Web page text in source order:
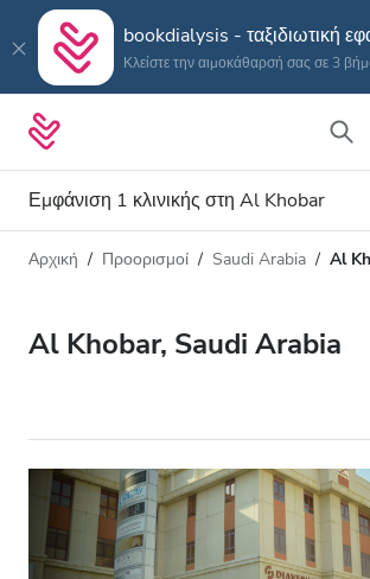
Κλείστε την αιμοκάθαρσή σας σε 3
Εμφάνιση 1 κλινικής στη Al Khobar
Τύπος αιμοκάθαρσης
Όλες οι Αιμοκαθάρσεις
Δέχεται
Ασθενείς με HIV
Απόσταση
Αρχική Προορισμοί Saudi Arabia Al
Al Khobar, Saudi Arabia